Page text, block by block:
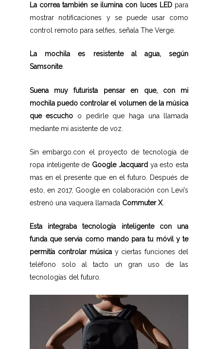
La correa también se ilumina con luces LEDpara
mostrar notificaciones y se puede usar como
control remoto para selfies, señala The Verge.
La mochila es resistente al agua, según
Samsonite.
Suena muy futurista pensar en que, con mi
mochila puedo controlar el volumen de la música
que escucho o pedirle que haga una llamada
mediante mi asistente de voz.
Sin embargo.con el proyecto de tecnología de
ropa inteligente de Google Jacquardya esto esta
mas en el presente que en el futuro. Después de
esto, en 2017, Google en colaboración con Levi’s
estrenó una vaquera llamada Commuter X.
Esta integraba tecnología inteligente con una
funda que servia como mando para tu móvil y te
permitía controlar músicay ciertas funciones del
teléfono solo al tacto un gran uso de las
tecnologías del futuro.